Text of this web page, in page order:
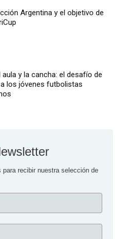
Argentina y el objetivo de
aula y la cancha: el desafío de
los jóvenes futbolistas
recibir nuestra selección de